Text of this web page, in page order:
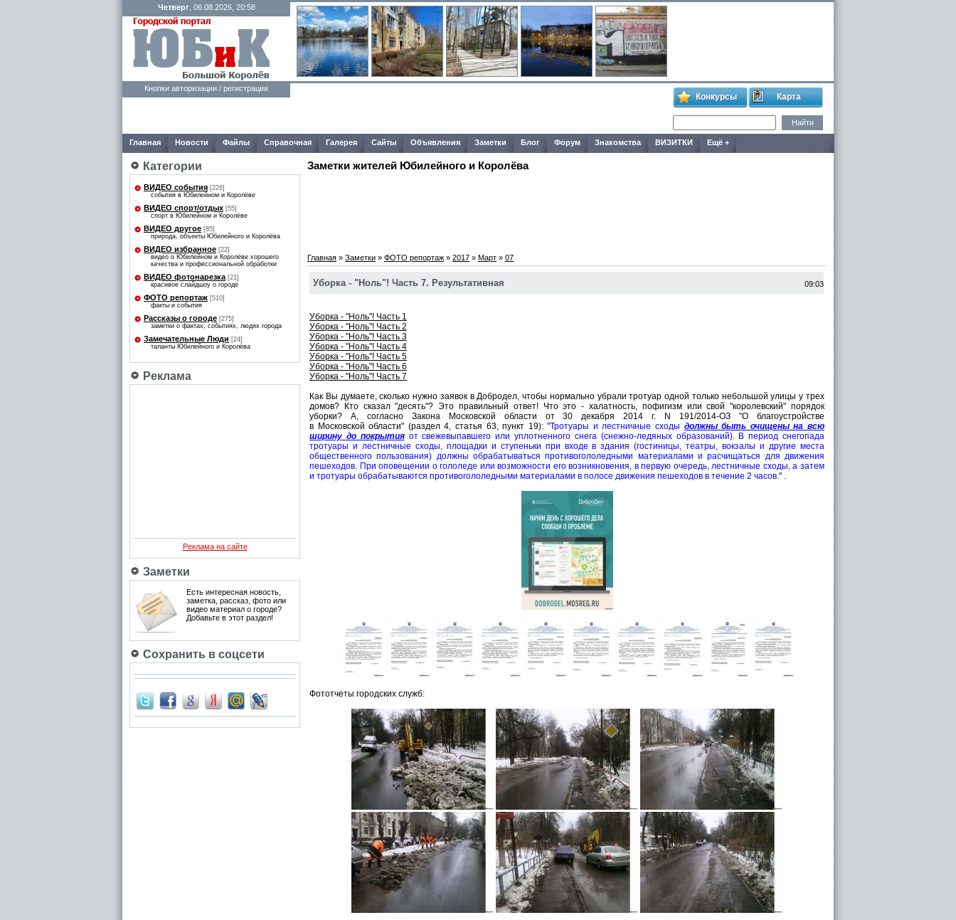
Четверг, 06.08.2026, 20:58
Кнопки авторизации / регистрации
Конкурсы Карта
Главная Новости Файлы Справочная Галерея Сайты Объявления Заметки Блог Форум Знакомства ВИЗИТКИ Ещё +
Категории
ВИДЕО события [226]
события в Юбилейном и Королёве
ВИДЕО спорт/отдых [55]
спорт в Юбилейном и Королёве
ВИДЕО другое [85]
природа, объекты Юбилейного и Королёва
ВИДЕО избранное [22]
видео о Юбилейном и Королёве хорошего
качества и профессиональной обработки
ВИДЕО фотонарезка [21]
красивое слайдшоу о городе
ФОТО репортаж [510]
факты и события
Рассказы о городе [275]
заметки о фактах, событиях, людях города
Замечательные Люди [24]
таланты Юбилейного и Королёва
Реклама
Реклама на сайте
Заметки
Есть интересная новость,
заметка, рассказ, фото или
видео материал о городе?
Добавьте в этот раздел!
Сохранить в соцсети
Заметки жителей Юбилейного и Королёва
Главная » Заметки » ФОТО репортаж » 2017 » Март » 07
Уборка - "Ноль"! Часть 7. Результативная 09:03
Уборка - "Ноль"! Часть 1
Уборка - "Ноль"! Часть 2
Уборка - "Ноль"! Часть 3
Уборка - "Ноль"! Часть 4
Уборка - "Ноль"! Часть 5
Уборка - "Ноль"! Часть 6
Уборка - "Ноль"! Часть 7
Как Вы думаете, сколько нужно заявок в Добродел, чтобы нормально убрали тротуар одной только небольшой улицы у трех
домов? Кто сказал "десять"? Это правильный ответ! Что это - халатность, пофигизм или свой "королевский" порядок
уборки? А, согласно Закона Московской области от 30 декабря 2014 г. N 191/2014-ОЗ "О благоустройстве
в Московской области" (раздел 4, статья 63, пункт 19): "Тротуары и лестничные сходы должны быть очищены на всю
ширину до покрытия от свежевыпавшего или уплотненного снега (снежно-ледяных образований). В период снегопада
тротуары и лестничные сходы, площадки и ступеньки при входе в здания (гостиницы, театры, вокзалы и другие места
общественного пользования) должны обрабатываться противогололедными материалами и расчищаться для движения
пешеходов. При оповещении о гололеде или возможности его возникновения, в первую очередь, лестничные сходы, а затем
и тротуары обрабатываются противогололедными материалами в полосе движения пешеходов в течение 2 часов." .
Фототчеты городских служб: